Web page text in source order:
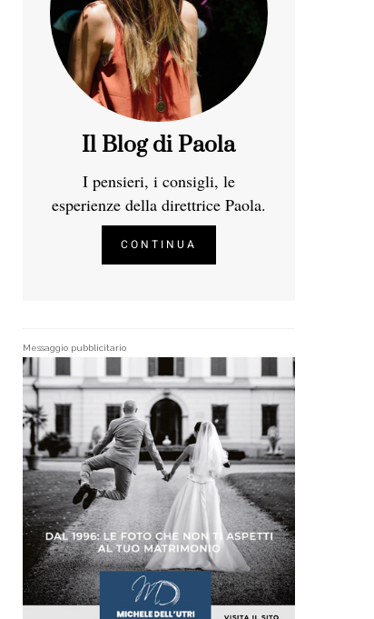
Il Blog di Paola
I pensieri, i consigli, le
esperienze della direttrice Paola.
CONTINUA
Messaggio pubblicitario